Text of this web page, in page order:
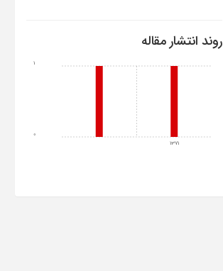
روند انتشار مقاله
1371
0
1